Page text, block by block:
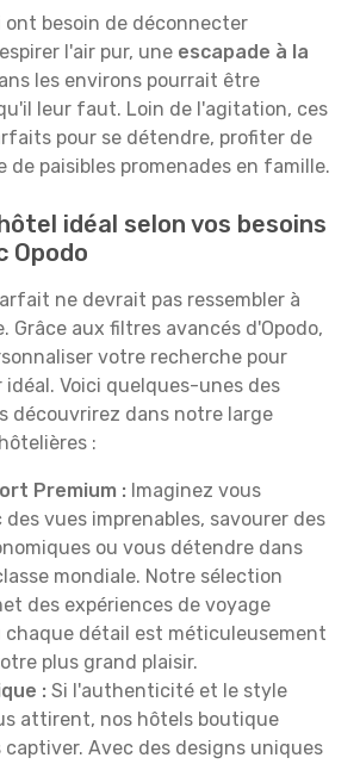
ont besoin de déconnecter
l'air pur, une escapade à la
les environs pourrait être
leur faut. Loin de l'agitation, ces
pour se détendre, profiter de
de paisibles promenades en famille.
idéal selon vos besoins
Opodo
ne devrait pas ressembler à
Grâce aux filtres avancés d'Opodo,
votre recherche pour
Voici quelques-unes des
découvrirez dans notre large
:
Premium : Imaginez vous
des vues imprenables, savourer des
ou vous détendre dans
mondiale. Notre sélection
des expériences de voyage
chaque détail est méticuleusement
plus grand plaisir.
: Si l'authenticité et le style
attirent, nos hôtels boutique
Avec des designs uniques